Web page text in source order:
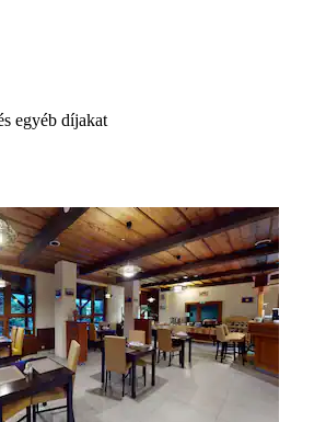
egyéb díjakat